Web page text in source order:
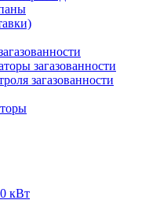
загазованности
загазованности
кВт